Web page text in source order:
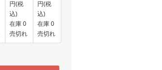
円(税
込)
在庫 0
売切れ
円(税
込)
在庫 0
売切れ